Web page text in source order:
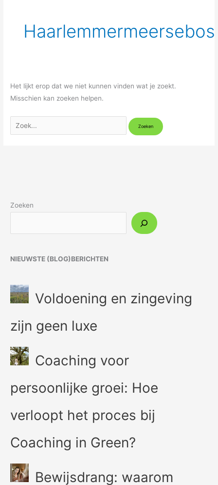
Haarlemmermeersebos
Het lijkt erop dat we niet kunnen vinden wat je zoekt.
Misschien kan zoeken helpen.
Zoeken
NIEUWSTE (BLOG)BERICHTEN
Voldoening en zingeving
zijn geen luxe
Coaching voor
persoonlijke groei: Hoe
verloopt het proces bij
Coaching in Green?
Bewijsdrang: waarom